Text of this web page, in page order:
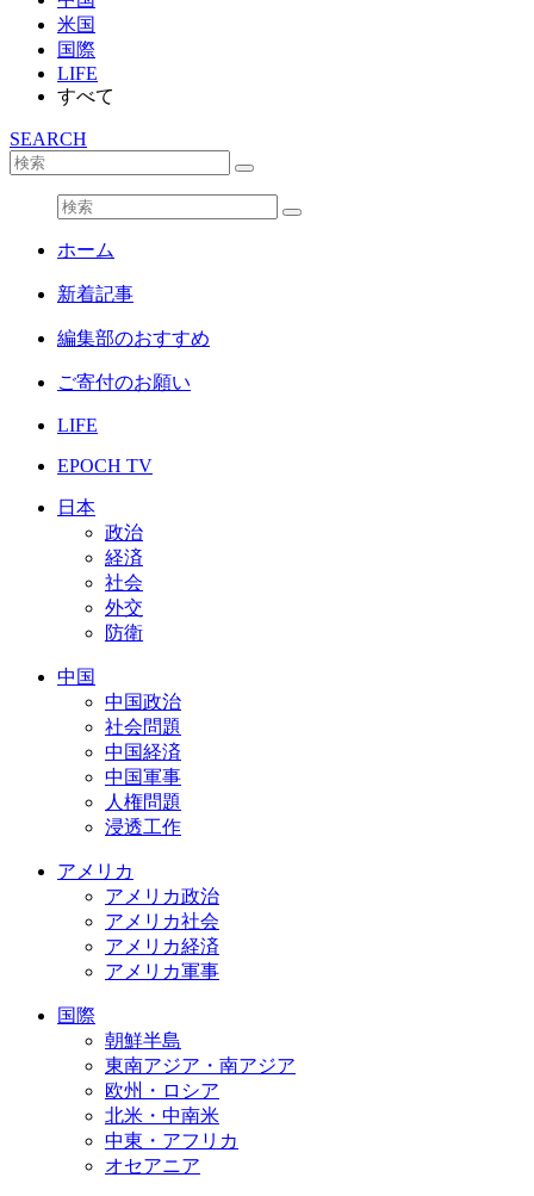
米国
国際
LIFE
すべて
SEARCH
ホーム
新着記事
編集部のおすすめ
ご寄付のお願い
LIFE
EPOCH TV
日本
政治
経済
社会
外交
防衛
中国
中国政治
社会問題
中国経済
中国軍事
人権問題
浸透工作
アメリカ
アメリカ政治
アメリカ社会
アメリカ経済
アメリカ軍事
国際
朝鮮半島
東南アジア・南アジア
欧州・ロシア
北米・中南米
中東・アフリカ
オセアニア